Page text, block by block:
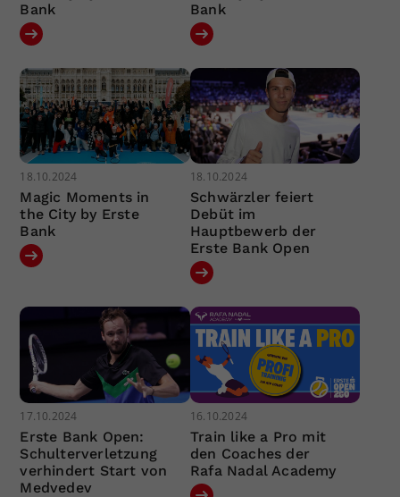
Bank
Bank
18.10.2024
Magic Moments in
the City by Erste
Bank
18.10.2024
Schwärzler feiert
Debüt im
Hauptbewerb der
Erste Bank Open
17.10.2024
Erste Bank Open:
Schulterverletzung
verhindert Start von
Medvedev
16.10.2024
Train like a Pro mit
den Coaches der
Rafa Nadal Academy